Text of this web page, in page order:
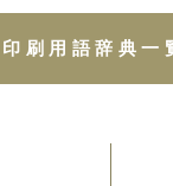
印刷用語辞典一